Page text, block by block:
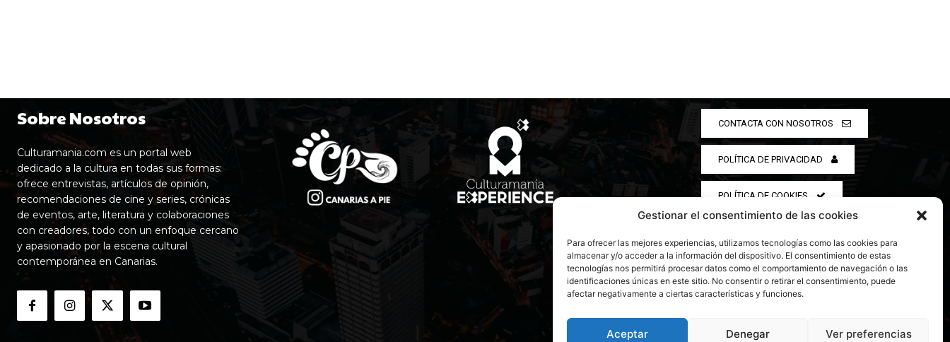
Gestionar el consentimiento de las cookies
Para ofrecer las mejores experiencias, utilizamos tecnologías como las cookies para
almacenar y/o acceder a la información del dispositivo. El consentimiento de estas
tecnologías nos permitirá procesar datos como el comportamiento de navegación o las
identificaciones únicas en este sitio. No consentir o retirar el consentimiento, puede
afectar negativamente a ciertas características y funciones.
Aceptar Denegar Ver preferencias
Sobre Nosotros
Culturamania.com es un portal web
dedicado a la cultura en todas sus formas:
ofrece entrevistas, artículos de opinión,
recomendaciones de cine y series, crónicas
de eventos, arte, literatura y colaboraciones
con creadores, todo con un enfoque cercano
y apasionado por la escena cultural
contemporánea en Canarias.
CONTACTA CON NOSOTROS
POLÍTICA DE PRIVACIDAD
POLÍTICA DE COOKIES